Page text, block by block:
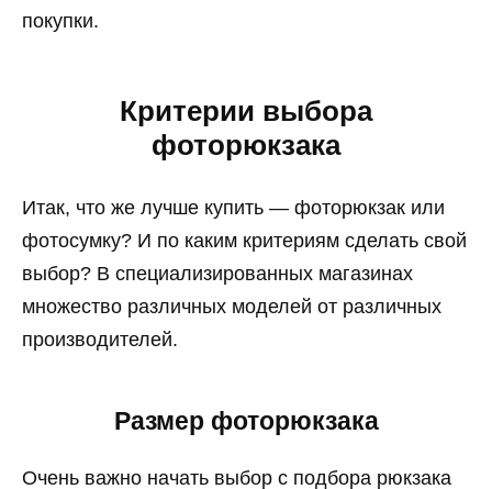
покупки.
Критерии выбора
фоторюкзака
Итак, что же лучше купить — фоторюкзак или
фотосумку? И по каким критериям сделать свой
выбор? В специализированных магазинах
множество различных моделей от различных
производителей.
Размер фоторюкзака
Очень важно начать выбор с подбора рюкзака